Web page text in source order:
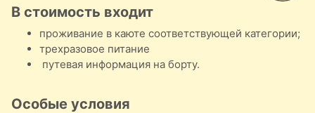
В стоимость входит
проживание в каюте соответствующей категории;
трехразовое питание
путевая информация на борту.
Особые условия